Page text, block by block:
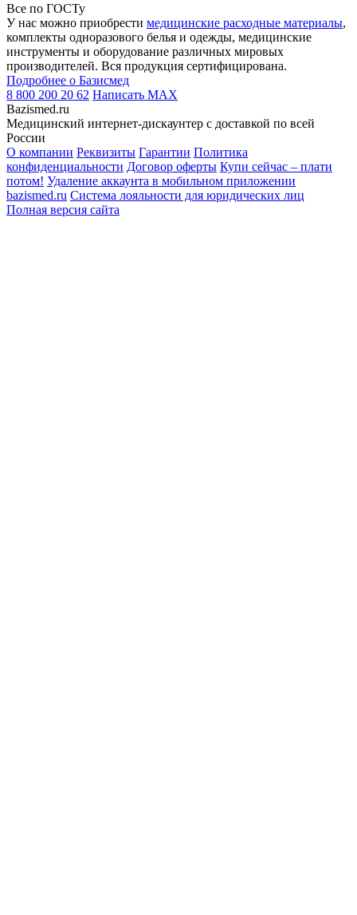
Все по ГОСТу
У нас можно приобрести медицинские расходные материалы,
комплекты одноразового белья и одежды, медицинские
инструменты и оборудование различных мировых
производителей. Вся продукция сертифицирована.
Подробнее о Базисмед
8 800 200 20 62 Написать MAX
Bazismed.ru
Медицинский интернет-дискаунтер с доставкой по всей
России
О компании Реквизиты Гарантии Политика
конфиденциальности Договор оферты Купи сейчас – плати
потом! Удаление аккаунта в мобильном приложении
bazismed.ru Система лояльности для юридических лиц
Полная версия сайта